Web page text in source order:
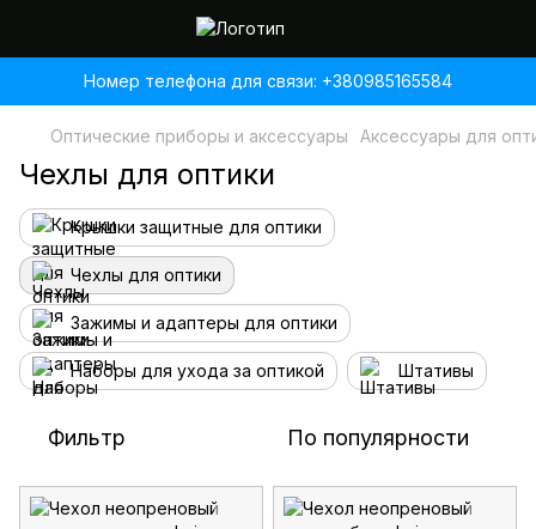
Номер телефона для связи: +380985165584
Оптические приборы и аксессуары Аксессуары для
Чехлы для оптики
Крышки защитные для оптики
Чехлы для оптики
Зажимы и адаптеры для оптики
Наборы для ухода за оптикой Штативы
Фильтр По популярности